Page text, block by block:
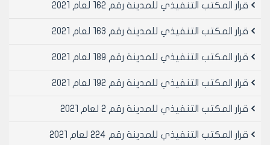
ويبلغ من يلزم لتنفيذه اصولا
رئيس المكتب التنفيذي لمجلس مدينة
حلب
المهندس بسام بيروتي
قرار المكتب التنفيذي للمدينة رقم 162 لعام 2021
قرار المكتب التنفيذي للمدينة رقم 163 لعام 2021
قرار المكتب التنفيذي للمدينة رقم 189 لعام 2021
قرار المكتب التنفيذي للمدينة رقم 192 لعام 2021
قرار المكتب التنفيذي للمدينة رقم 2 لعام 2021
قرار المكتب التنفيذي للمدينة رقم 224 لعام 2021